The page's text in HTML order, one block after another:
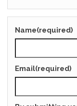
Name(required)
Email(required)